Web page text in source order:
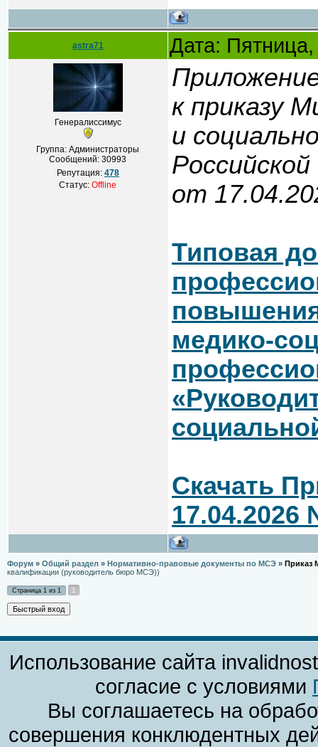
astra71 Дата:
Генералиссимус
Группа: Администраторы
Сообщений:30993
Репутация: 478
Статус:Offline
к приказу
и
от
Типовая
медико-
Скачать
Форум » Общий раздел » Нормативно-правовые документы по МСЭ » Приказ
квалификации (руководитель бюро МСЭ))
Страница 1 из 1 1
Использование сайта
согласие с условиями
Вы соглашаетесь на
совершения конклюдентных